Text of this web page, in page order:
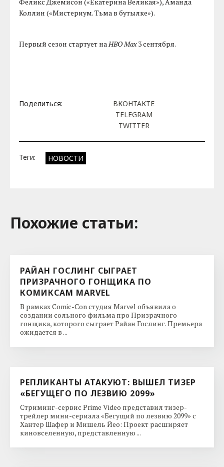
Коллин («Мистериум. Тьма в бутылке»).
Первый сезон стартует наHBO Max3 сентября.
Поделиться:
ВКОНТАКТЕ
TELEGRAM
TWITTER
Теги: НОВОСТИ
Похожие cтатьи:
РАЙАН ГОСЛИНГ СЫГРАЕТ
ПРИЗРАЧНОГО ГОНЩИКА ПО
КОМИКСАМ MARVEL
В рамках Comic-Con студия Marvel объявила о
создании сольного фильма про Призрачного
гонщика, которого сыграет Райан Гослинг. Премьера
ожидается в ...
РЕПЛИКАНТЫ АТАКУЮТ: ВЫШЕЛ ТИЗЕР
«БЕГУЩЕГО ПО ЛЕЗВИЮ 2099»
Стриминг-сервис Prime Video представил тизер-
трейлер мини-сериала «Бегущий по лезвию 2099» с
Хантер Шафер и Мишель Йео: Проект расширяет
киновселенную, представленную ...